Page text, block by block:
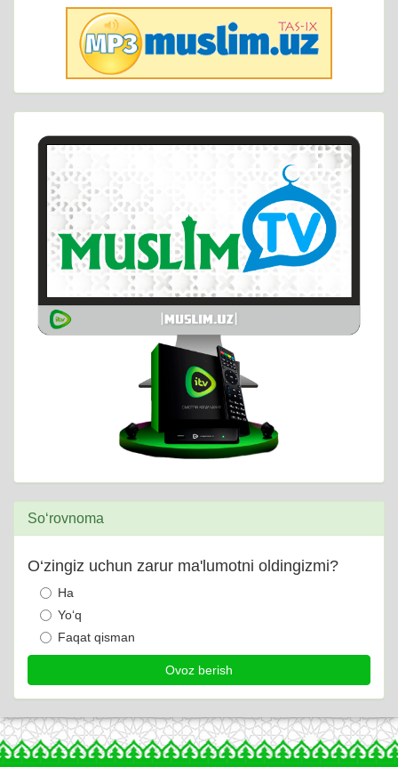
So‘rovnoma
O‘zingiz uchun zarur ma'lumotni oldingizmi?
Ha
Yo‘q
Faqat qisman